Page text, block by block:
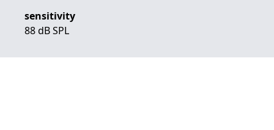
sensitivity
88 dB SPL